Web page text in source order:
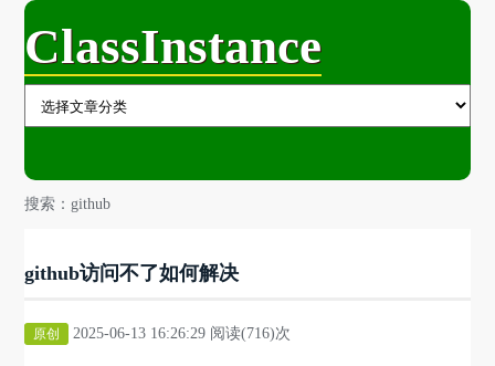
ClassInstance
搜索：github
github访问不了如何解决
原创 2025-06-13 16:26:29 阅读(716)次